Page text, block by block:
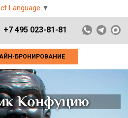
Language ▼
+7 495 023-81-81
БРОНИРОВАНИЕ
Конфуцию